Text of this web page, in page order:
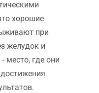
хорошие
при
желудок и
место, где они